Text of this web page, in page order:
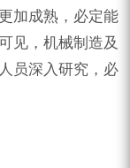
加成熟，必定能
见，机械制造及
员深入研究，必